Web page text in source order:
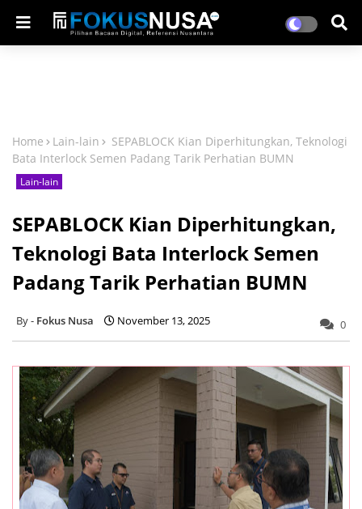
Home Lain-lain
SEPABLOCK Kian Diperhitungkan, Teknologi
Bata Interlock Semen Padang Tarik Perhatian BUMN
Lain-lain
SEPABLOCK Kian Diperhitungkan,
Teknologi Bata Interlock Semen
Padang Tarik Perhatian BUMN
Fokus Nusa November 13, 2025 0